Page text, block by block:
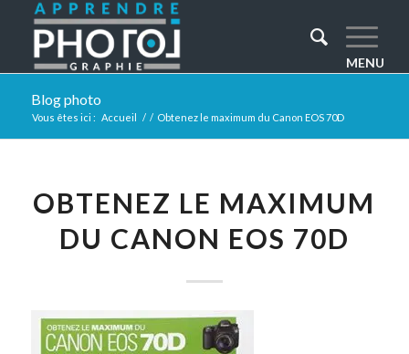
Blog photo
Vous êtes ici : Accueil / / Obtenez le maximum du Canon EOS 70D
OBTENEZ LE MAXIMUM
DU CANON EOS 70D